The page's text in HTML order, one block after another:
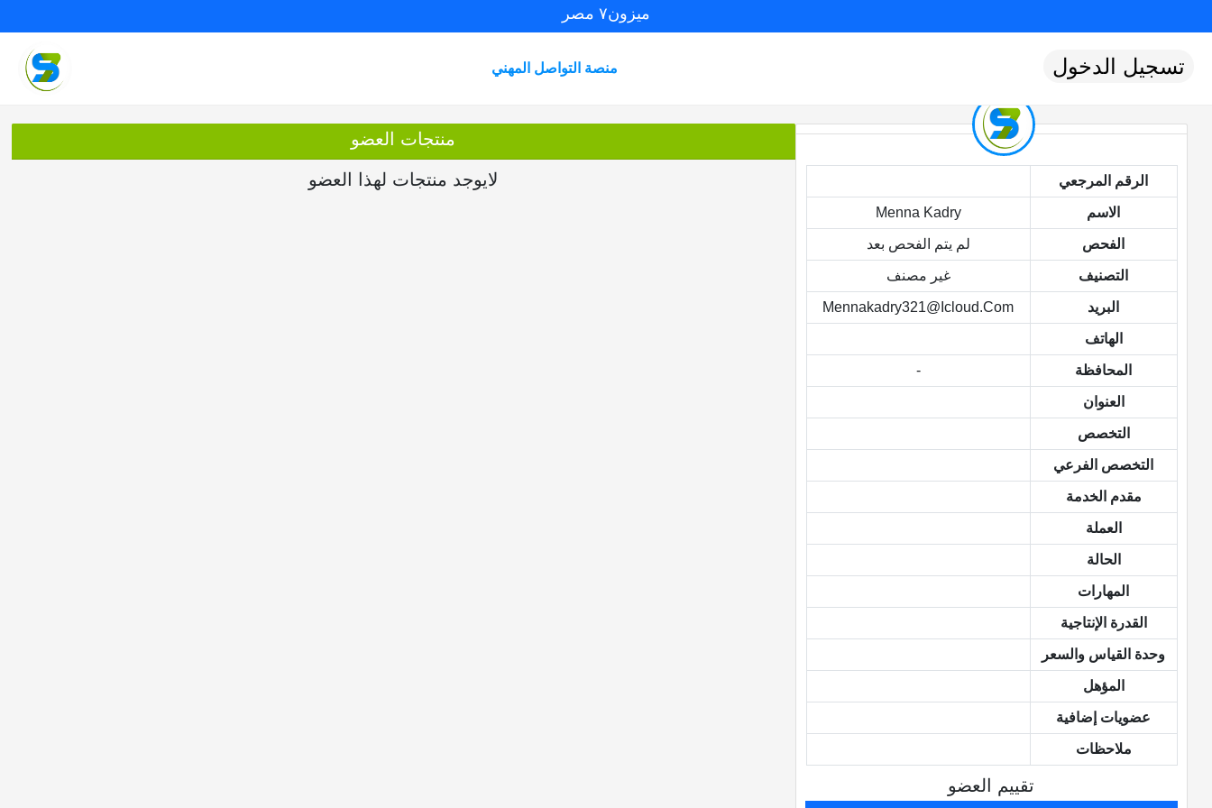
ميزون٧ مصر
منصة التواصل المهني تسجيل الدخول
الرقم المرجعي
الاسم Menna Kadry
الفحص لم يتم الفحص بعد
التصنيف غير مصنف
البريد Mennakadry321@icloud.com
الهاتف
المحافظة -
العنوان
التخصص
التخصص الفرعي
مقدم الخدمة
العملة
الحالة
المهارات
القدرة الإنتاجية
وحدة القياس والسعر
المؤهل
عضويات إضافية
ملاحظات
تقييم العضو
منتجات العضو
لايوجد منتجات لهذا العضو